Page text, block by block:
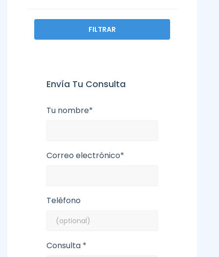
FILTRAR
Envía Tu Consulta
Tu nombre*
Correo electrónico*
Teléfono
Consulta *